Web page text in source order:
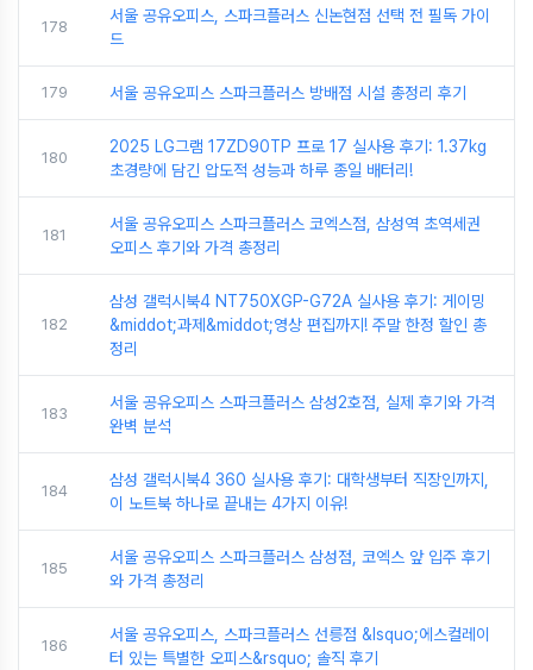
178
서울 공유오피스, 스파크플러스 신논현점 선택 전 필독 가이
드
179 서울 공유오피스 스파크플러스 방배점 시설 총정리 후기
180
2025 LG그램 17ZD90TP 프로 17 실사용 후기: 1.37kg
초경량에 담긴 압도적 성능과 하루 종일 배터리!
181
서울 공유오피스 스파크플러스 코엑스점, 삼성역 초역세권
오피스 후기와 가격 총정리
182
삼성 갤럭시북4 NT750XGP-G72A 실사용 후기: 게이밍
&middot;과제&middot;영상 편집까지! 주말 한정 할인 총
정리
183
서울 공유오피스 스파크플러스 삼성2호점, 실제 후기와 가격
완벽 분석
184
삼성 갤럭시북4 360 실사용 후기: 대학생부터 직장인까지,
이 노트북 하나로 끝내는 4가지 이유!
185
서울 공유오피스 스파크플러스 삼성점, 코엑스 앞 입주 후기
와 가격 총정리
186
서울 공유오피스, 스파크플러스 선릉점 &lsquo;에스컬레이
터 있는 특별한 오피스&rsquo; 솔직 후기